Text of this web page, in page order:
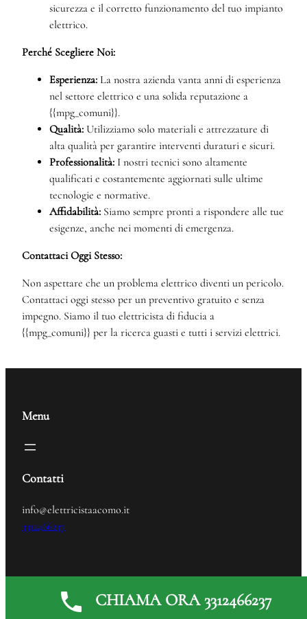
sicurezza e il corretto funzionamento del tuo impianto
elettrico.
Perché Scegliere Noi:
Esperienza: La nostra azienda vanta anni di esperienza
nel settore elettrico e una solida reputazione a
{{mpg_comuni}}.
Qualità: Utilizziamo solo materiali e attrezzature di
alta qualità per garantire interventi duraturi e sicuri.
Professionalità: I nostri tecnici sono altamente
qualificati e costantemente aggiornati sulle ultime
tecnologie e normative.
Affidabilità: Siamo sempre pronti a rispondere alle tue
esigenze, anche nei momenti di emergenza.
Contattaci Oggi Stesso:
Non aspettare che un problema elettrico diventi un pericolo.
Contattaci oggi stesso per un preventivo gratuito e senza
impegno. Siamo il tuo elettricista di fiducia a
{{mpg_comuni}} per la ricerca guasti e tutti i servizi elettrici.
Menu
Contatti
info@elettricistaacomo.it
3312466237
CHIAMA ORA 3312466237
Generated by